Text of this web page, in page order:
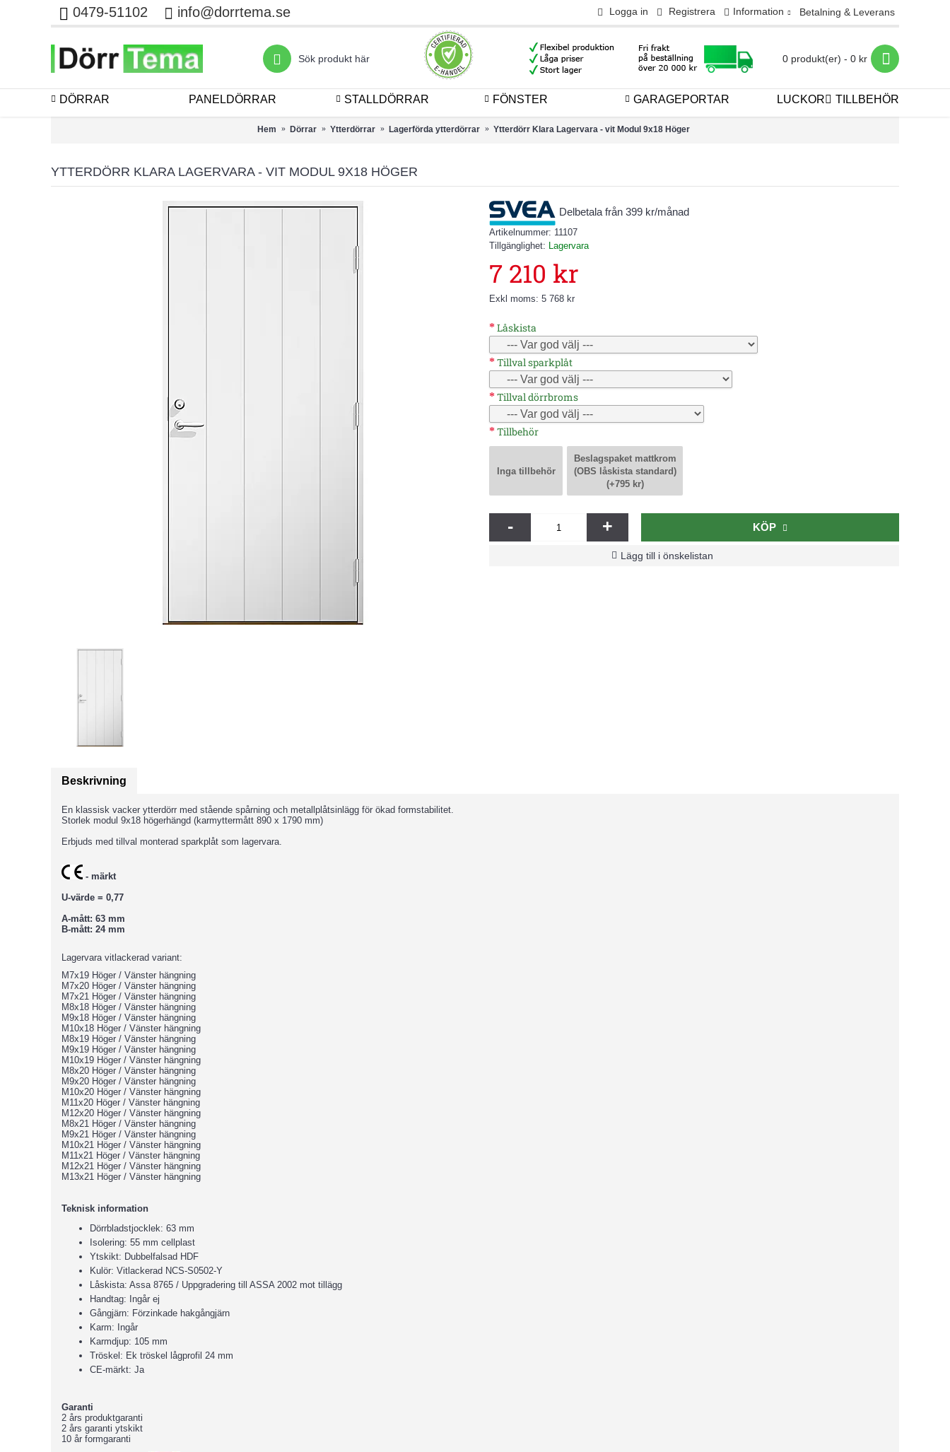
0479-51102 info@dorrtema.se Logga in Registrera Information Betalning & Leverans
0 produkt(er) - 0 kr
DÖRRAR PANELDÖRRAR STALLDÖRRAR FÖNSTER GARAGEPORTAR LUCKOR TILLBEHÖR
Hem Dörrar Ytterdörrar Lagerförda ytterdörrar Ytterdörr Klara Lagervara - vit Modul 9x18 Höger
YTTERDÖRR KLARA LAGERVARA - VIT MODUL 9X18 HÖGER
Delbetala från 399 kr/månad
Artikelnummer: 11107
Tillgänglighet: Lagervara
7 210 kr
Exkl moms: 5 768 kr
Låskista
Tillval sparkplåt
Tillval dörrbroms
Tillbehör
Inga tillbehör
Beslagspaket mattkrom
(OBS låskista standard)
(+795 kr)
- + KÖP
Lägg till i önskelistan
Beskrivning
En klassisk vacker ytterdörr med stående spårning och metallplåtsinlägg för ökad formstabilitet.
Storlek modul 9x18 högerhängd (karmyttermått 890 x 1790 mm)
Erbjuds med tillval monterad sparkplåt som lagervara.
- märkt
U-värde = 0,77
A-mått: 63 mm
B-mått: 24 mm
Lagervara vitlackerad variant:
M7x19 Höger / Vänster hängning
M7x20 Höger / Vänster hängning
M7x21 Höger / Vänster hängning
M8x18 Höger / Vänster hängning
M9x18 Höger / Vänster hängning
M10x18 Höger / Vänster hängning
M8x19 Höger / Vänster hängning
M9x19 Höger / Vänster hängning
M10x19 Höger / Vänster hängning
M8x20 Höger / Vänster hängning
M9x20 Höger / Vänster hängning
M10x20 Höger / Vänster hängning
M11x20 Höger / Vänster hängning
M12x20 Höger / Vänster hängning
M8x21 Höger / Vänster hängning
M9x21 Höger / Vänster hängning
M10x21 Höger / Vänster hängning
M11x21 Höger / Vänster hängning
M12x21 Höger / Vänster hängning
M13x21 Höger / Vänster hängning
Teknisk information
Dörrbladstjocklek: 63 mm
Isolering: 55 mm cellplast
Ytskikt: Dubbelfalsad HDF
Kulör: Vitlackerad NCS-S0502-Y
Låskista: Assa 8765 / Uppgradering till ASSA 2002 mot tillägg
Handtag: Ingår ej
Gångjärn: Förzinkade hakgångjärn
Karm: Ingår
Karmdjup: 105 mm
Tröskel: Ek tröskel lågprofil 24 mm
CE-märkt: Ja
Garanti
2 års produktgaranti
2 års garanti ytskikt
10 år formgaranti